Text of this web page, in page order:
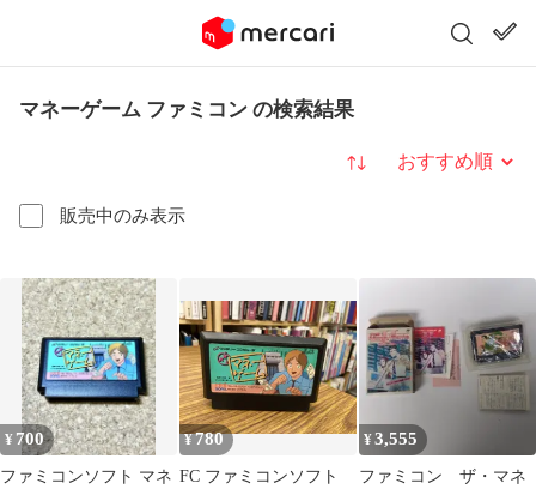
マネーゲーム ファミコン の検索結果
販売中のみ表示
並び替え
¥ 700
ファミコンソフト マネ
¥780
FC ファミコンソフト
¥3,555
ファミコン ザ・マネ